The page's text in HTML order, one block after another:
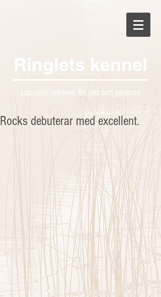
Ringlets kennel
Labrador retriever för jakt och jaktprov
Rocks debuterar med excellent.